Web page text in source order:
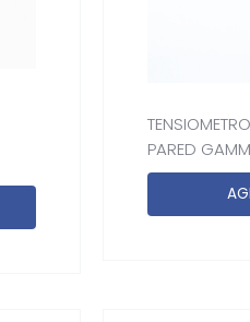
PARED